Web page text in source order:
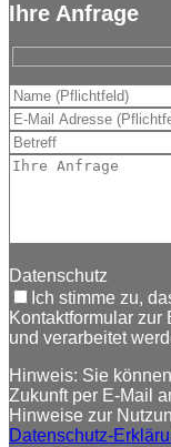
Ihre Anfrage
Datenschutz
Ich stimme zu,
Kontaktformular zur
und verarbeitet
Hinweis: Sie
Zukunft per E-Mail
Hinweise zur
Datenschutz-